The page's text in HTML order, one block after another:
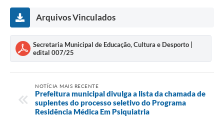
Arquivos Vinculados
Secretaria Municipal de Educação, Cultura e Desporto |
edital 007/25
NOTÍCIA MAIS RECENTE
Prefeitura municipal divulga a lista da chamada de
suplentes do processo seletivo do Programa
Residência Médica Em Psiquiatria